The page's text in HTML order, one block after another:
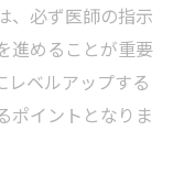
、必ず医師の指示
進めることが重要
レベルアップする
ポイントとなりま